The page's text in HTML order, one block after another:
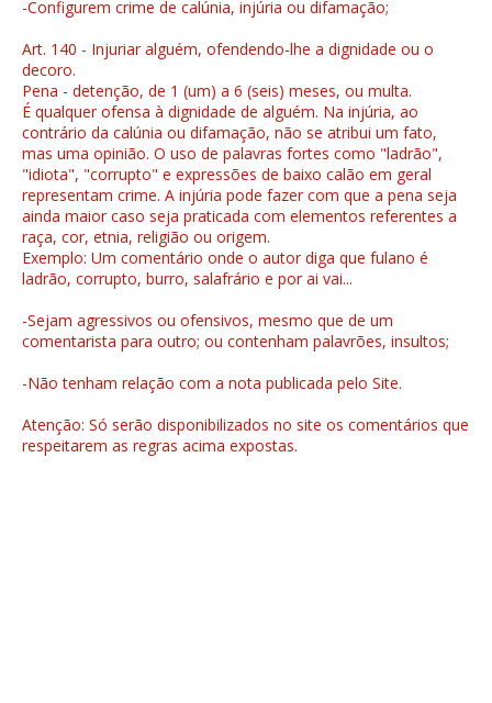
-Configurem crime de calúnia, injúria ou difamação;
Art. 140 - Injuriar alguém, ofendendo-lhe a dignidade ou o
decoro.
Pena - detenção, de 1 (um) a 6 (seis) meses, ou multa.
É qualquer ofensa à dignidade de alguém. Na injúria, ao
contrário da calúnia ou difamação, não se atribui um fato,
mas uma opinião. O uso de palavras fortes como "ladrão",
"idiota", "corrupto" e expressões de baixo calão em geral
representam crime. A injúria pode fazer com que a pena seja
ainda maior caso seja praticada com elementos referentes a
raça, cor, etnia, religião ou origem.
Exemplo: Um comentário onde o autor diga que fulano é
ladrão, corrupto, burro, salafrário e por ai vai...
-Sejam agressivos ou ofensivos, mesmo que de um
comentarista para outro; ou contenham palavrões, insultos;
-Não tenham relação com a nota publicada pelo Site.
Atenção: Só serão disponibilizados no site os comentários que
respeitarem as regras acima expostas.